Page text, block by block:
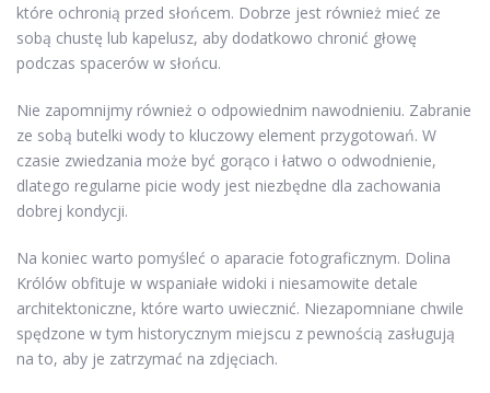
które ochronią przed słońcem. Dobrze jest również mieć ze
sobą chustę lub kapelusz, aby dodatkowo chronić głowę
podczas spacerów w słońcu.
Nie zapomnijmy również o odpowiednim nawodnieniu. Zabranie
ze sobą butelki wody to kluczowy element przygotowań. W
czasie zwiedzania może być gorąco i łatwo o odwodnienie,
dlatego regularne picie wody jest niezbędne dla zachowania
dobrej kondycji.
Na koniec warto pomyśleć o aparacie fotograficznym. Dolina
Królów obfituje w wspaniałe widoki i niesamowite detale
architektoniczne, które warto uwiecznić. Niezapomniane chwile
spędzone w tym historycznym miejscu z pewnością zasługują
na to, aby je zatrzymać na zdjęciach.